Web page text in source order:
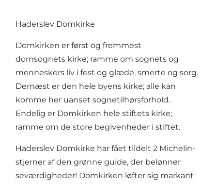
Haderslev Domkirke
Domkirken er først og fremmest
domsognets kirke; ramme om sognets og
menneskers liv i fest og glæde, smerte og sorg.
Dernæst er den hele byens kirke; alle kan
komme her uanset sognetilhørsforhold.
Endelig er Domkirken hele stiftets kirke;
ramme om de store begivenheder i stiftet.
Haderslev Domkirke har fået tildelt 2 Michelin-
stjerner af den grønne guide, der belønner
seværdigheder! Domkirken løfter sig markant